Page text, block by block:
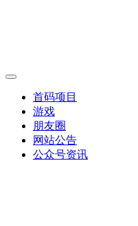
首码项目
游戏
朋友圈
网站公告
公众号资讯